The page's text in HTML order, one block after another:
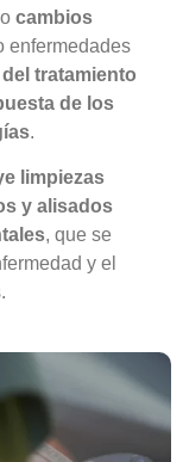
cambios
enfermedades
tratamiento
de los
.
limpiezas
y alisados
, que se
y el